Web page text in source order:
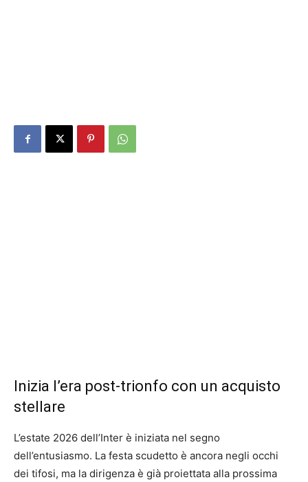
Inizia l’era post-trionfo con un acquisto
stellare
L’estate 2026 dell’Inter è iniziata nel segno
dell’entusiasmo. La festa scudetto è ancora negli occhi
dei tifosi, ma la dirigenza è già proiettata alla prossima